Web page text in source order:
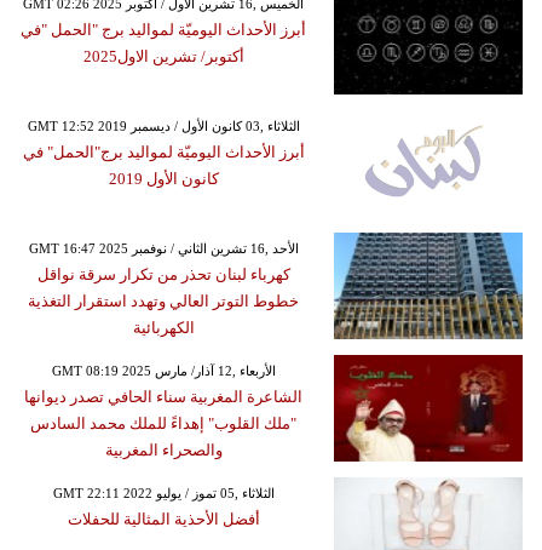
GMT 02:26 2025 الخميس ,16 تشرين الأول / أكتوبر
أبرز الأحداث اليوميّة لمواليد برج "الحمل "في
أكتوبر/ تشرين الاول2025
GMT 12:52 2019 الثلاثاء ,03 كانون الأول / ديسمبر
أبرز الأحداث اليوميّة لمواليد برج"الحمل" في
كانون الأول 2019
GMT 16:47 2025 الأحد ,16 تشرين الثاني / نوفمبر
كهرباء لبنان تحذر من تكرار سرقة نواقل
خطوط التوتر العالي وتهدد استقرار التغذية
الكهربائية
GMT 08:19 2025 الأربعاء ,12 آذار/ مارس
الشاعرة المغربية سناء الحافي تصدر ديوانها
"ملك القلوب" إهداءً للملك محمد السادس
والصحراء المغربية
GMT 22:11 2022 الثلاثاء ,05 تموز / يوليو
أفضل الأحذية المثالية للحفلات